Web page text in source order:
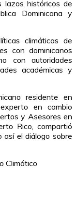
lazos históricos de
Dominicana y
climáticas de
con dominicanos
con autoridades
académicas y
residente en
en cambio
y Asesores en
Rico, compartió
así el diálogo sobre
Climático